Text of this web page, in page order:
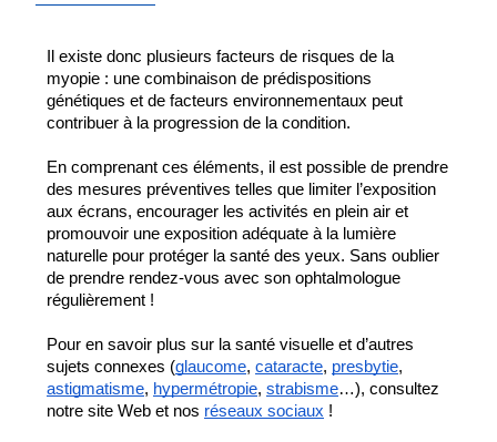
Il existe donc plusieurs facteurs de risques de la
myopie : une combinaison de prédispositions
génétiques et de facteurs environnementaux peut
contribuer à la progression de la condition.
En comprenant ces éléments, il est possible de prendre
des mesures préventives telles que limiter l’exposition
aux écrans, encourager les activités en plein air et
promouvoir une exposition adéquate à la lumière
naturelle pour protéger la santé des yeux. Sans oublier
de prendre rendez-vous avec son ophtalmologue
régulièrement !
Pour en savoir plus sur la santé visuelle et d’autres
sujets connexes (glaucome, cataracte, presbytie
astigmatisme, hypermétropie, strabisme…), consultez
notre site Web et nos réseaux sociaux !